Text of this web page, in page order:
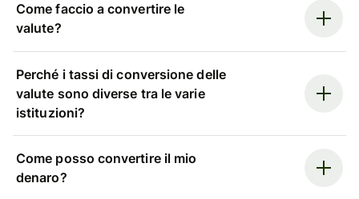
Come faccio a convertire le
valute?
Perché i tassi di conversione delle
valute sono diverse tra le varie
istituzioni?
Come posso convertire il mio
denaro?